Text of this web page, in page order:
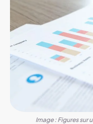
Image : Figures sur